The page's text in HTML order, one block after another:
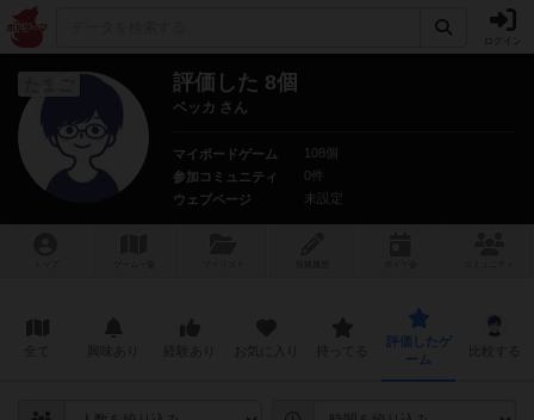
評価した 8個
ベッカ さん
マイボードゲーム
108個
参加コミュニティ
0件
ウェブページ
未設定
評価したゲ
ーム